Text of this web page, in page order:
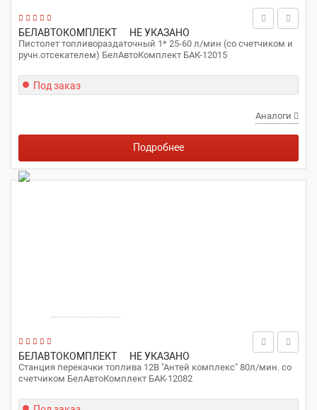
БЕЛАВТОКОМПЛЕКТ НЕ УКАЗАНО
Пистолет топливораздаточный 1* 25-60 л/мин (со счетчиком и
ручн.отсекателем) БелАвтоКомплект БАК-12015
Под заказ
Аналоги
Подробнее
БЕЛАВТОКОМПЛЕКТ НЕ УКАЗАНО
Станция перекачки топлива 12В "Антей комплекс" 80л/мин. со
счетчиком БелАвтоКомплект БАК-12082